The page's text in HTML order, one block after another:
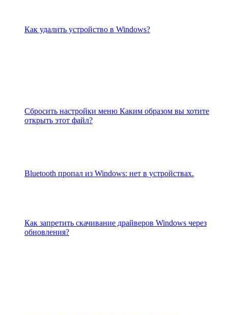
Как удалить устройство в Windows?
Сбросить настройки меню Каким образом вы хотите
открыть этот файл?
Bluetooth пропал из Windows: нет в устройствах.
Как запретить скачивание драйверов Windows через
обновления?